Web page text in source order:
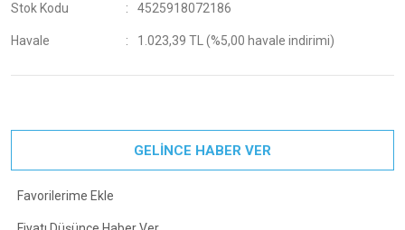
Stok Kodu 4525918072186
Havale 1.023,39 TL (%5,00 havale indirimi)
GELİNCE HABER VER